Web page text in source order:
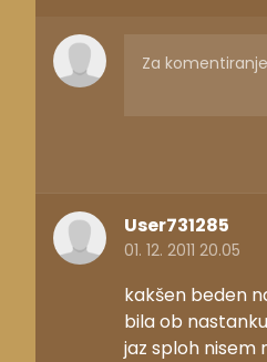
User731285
01. 12. 2011 20.05
kakšen beden
bila ob
jaz sploh nisem